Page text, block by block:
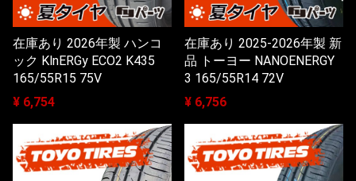
在庫あり 2026年製 ハンコ
ック KlnERGy ECO2 K435
165/55R15 75V
¥ 6,754
在庫あり 2025-2026年製 新
品 トーヨー NANOENERGY
3 165/55R14 72V
¥ 6,756